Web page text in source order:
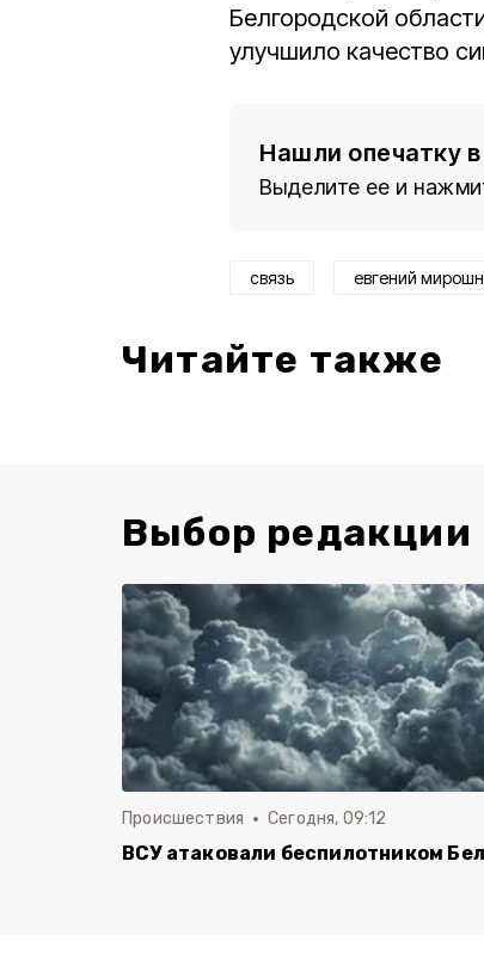
Белгородской
улучшило качество
Нашли опечатку в
Выделите ее и
связь евгений
Читайте также
Выбор редакции
Происшествия Сегодня, 09:12
ВСУ атаковали беспилотником